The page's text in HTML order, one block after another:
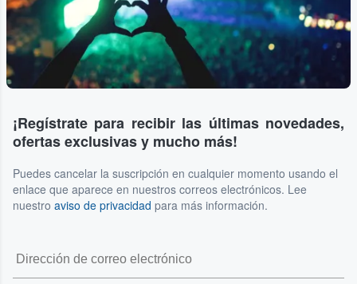
¡Regístrate para recibir las últimas novedades,
ofertas exclusivas y mucho más!
Puedes cancelar la suscripción en cualquier momento usando el
enlace que aparece en nuestros correos electrónicos. Lee
nuestro aviso de privacidad para más información.